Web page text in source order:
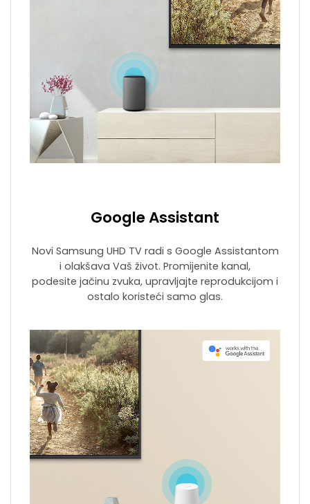
Google Assistant
Novi Samsung UHD TV radi s Google Assistantom
i olakšava Vaš život. Promijenite kanal,
podesite jačinu zvuka, upravljajte reprodukcijom i
ostalo koristeći samo glas.